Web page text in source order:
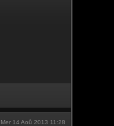
Mer 14 Aoû 2013 11:28